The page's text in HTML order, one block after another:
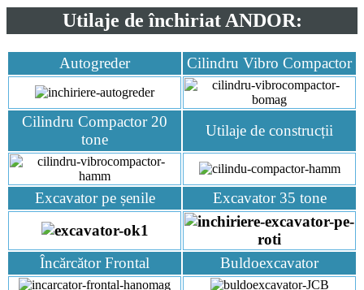
Utilaje de închiriat ANDOR:
Autogreder Cilindru Vibro Compactor
Cilindru Compactor 20
tone
Utilaje de construcții
Excavator pe șenile Excavator 35 tone
Încărcător Frontal Buldoexcavator